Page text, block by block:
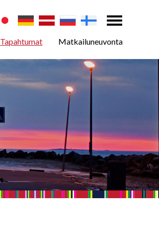
Tapahtumat Matkailuneuvonta